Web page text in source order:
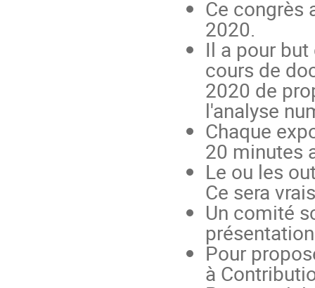
Ce congrès
2020.
Il a pour
cours de
2020 de
l'analyse
Chaque
20 minutes
Le ou les
Ce sera
Un comité
Pour
à